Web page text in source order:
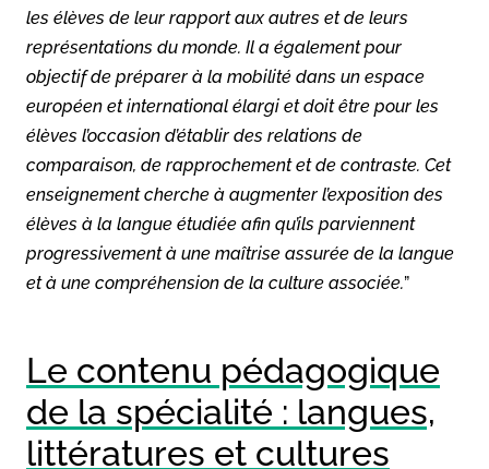
les élèves de leur rapport aux autres et de leurs
représentations du monde. Il a également pour
objectif de préparer à la mobilité dans un espace
européen et international élargi et doit être pour les
élèves l’occasion d’établir des relations de
comparaison, de rapprochement et de contraste. Cet
enseignement cherche à augmenter l’exposition des
élèves à la langue étudiée afin qu’ils parviennent
progressivement à une maîtrise assurée de la langue
et à une compréhension de la culture associée.”
Le contenu pédagogique
de la spécialité : langues,
littératures et cultures